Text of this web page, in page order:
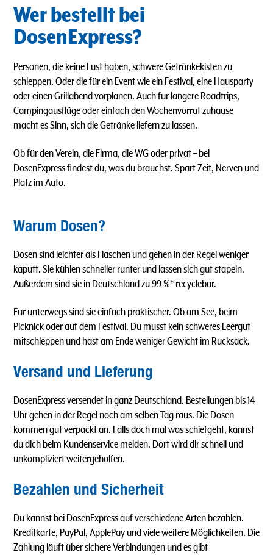
Wer bestellt bei
DosenExpress?
Personen, die keine Lust haben, schwere Getränkekisten zu
schleppen. Oder die für ein Event wie ein Festival, eine Hausparty
oder einen Grillabend vorplanen. Auch für längere Roadtrips,
Campingausflüge oder einfach den Wochenvorrat zuhause
macht es Sinn, sich die Getränke liefern zu lassen.
Ob für den Verein, die Firma, die WG oder privat – bei
DosenExpress findest du, was du brauchst. Spart Zeit, Nerven und
Platz im Auto.
Warum Dosen?
Dosen sind leichter als Flaschen und gehen in der Regel weniger
kaputt. Sie kühlen schneller runter und lassen sich gut stapeln.
Außerdem sind sie in Deutschland zu 99 %* recyclebar.
Für unterwegs sind sie einfach praktischer. Ob am See, beim
Picknick oder auf dem Festival. Du musst kein schweres Leergut
mitschleppen und hast am Ende weniger Gewicht im Rucksack.
Versand und Lieferung
DosenExpress versendet in ganz Deutschland. Bestellungen bis 14
Uhr gehen in der Regel noch am selben Tag raus. Die Dosen
kommen gut verpackt an. Falls doch mal was schiefgeht, kannst
du dich beim Kundenservice melden. Dort wird dir schnell und
unkompliziert weitergeholfen.
Bezahlen und Sicherheit
Du kannst bei DosenExpress auf verschiedene Arten bezahlen.
Kreditkarte, PayPal, ApplePay und viele weitere Möglichkeiten. Die
Zahlung läuft über sichere Verbindungen und es gibt